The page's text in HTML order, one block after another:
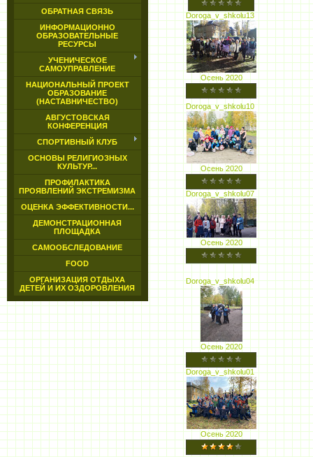
ОБРАТНАЯ СВЯЗЬ
ИНФОРМАЦИОННО
ОБРАЗОВАТЕЛЬНЫЕ
РЕСУРСЫ
УЧЕНИЧЕСКОЕ
САМОУПРАВЛЕНИЕ
НАЦИОНАЛЬНЫЙ ПРОЕКТ
ОБРАЗОВАНИЕ
(НАСТАВНИЧЕСТВО)
АВГУСТОВСКАЯ
КОНФЕРЕНЦИЯ
СПОРТИВНЫЙ КЛУБ
ОСНОВЫ РЕЛИГИОЗНЫХ
КУЛЬТУР...
ПРОФИЛАКТИКА
ПРОЯВЛЕНИЙ ЭКСТРЕМИЗМА
ОЦЕНКА ЭФФЕКТИВНОСТИ...
ДЕМОНСТРАЦИОННАЯ
ПЛОЩАДКА
САМООБСЛЕДОВАНИЕ
FOOD
ОРГАНИЗАЦИЯ ОТДЫХА
ДЕТЕЙ И ИХ ОЗДОРОВЛЕНИЯ
Doroga_v_shkolu13
Осень 2020
Doroga_v_shkolu10
Осень 2020
Doroga_v_shkolu07
Осень 2020
Doroga_v_shkolu04
Осень 2020
Doroga_v_shkolu01
Осень 2020